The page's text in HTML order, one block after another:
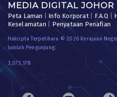
MEDIA DIGITAL JOHOR
Peta Laman Info Korporat| F.A.Q
Keselamatan
Penyataan Penafian
Hakcipta Terpelihara © 2026 Kerajaan
Jumlah Pengunjung:
3,073,178